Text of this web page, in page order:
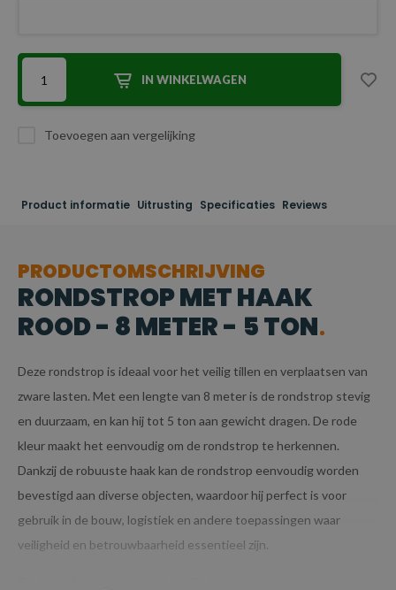
IN WINKELWAGEN
Toevoegen aan vergelijking
Product informatie Uitrusting Specificaties Reviews
PRODUCTOMSCHRIJVING
RONDSTROP MET HAAK
ROOD - 8 METER - 5 TON
Deze rondstrop is ideaal voor het veilig tillen en verplaatsen van
zware lasten. Met een lengte van 8 meter is de rondstrop stevig
en duurzaam, en kan hij tot 5 ton aan gewicht dragen. De rode
kleur maakt het eenvoudig om de rondstrop te herkennen.
Dankzij de robuuste haak kan de rondstrop eenvoudig worden
bevestigd aan diverse objecten, waardoor hij perfect is voor
gebruik in de bouw, logistiek en andere toepassingen waar
veiligheid en betrouwbaarheid essentieel zijn.